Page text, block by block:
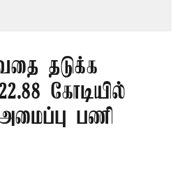
தடுக்க
கோடியில்
அமைப்பு பணி